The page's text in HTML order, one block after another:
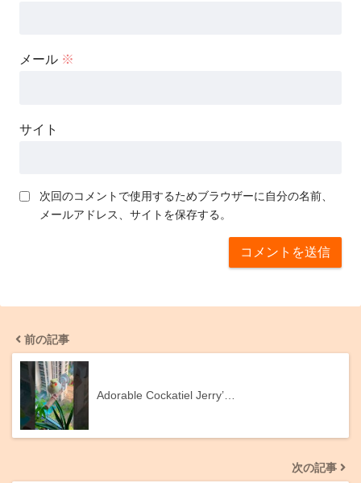
メール ※
サイト
次回のコメントで使用するためブラウザーに自分の名前、
メールアドレス、サイトを保存する。
前の記事
Adorable Cockatiel Jerry’…
次の記事